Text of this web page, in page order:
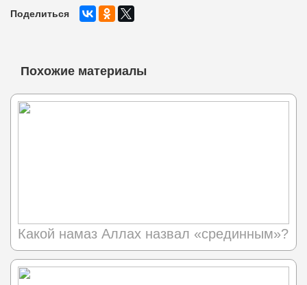
Поделиться
Похожие материалы
Какой намаз Аллах назвал «срединным»?